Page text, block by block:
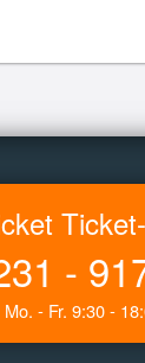
-
Mo. - Fr. 9:30 -